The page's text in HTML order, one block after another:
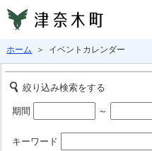
ホーム ＞ イベントカレンダー
絞り込み検索をする
期間 ～
キーワード